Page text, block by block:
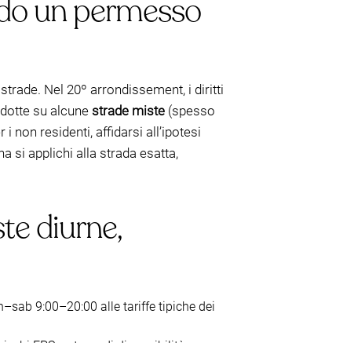
un permesso
Nel 20º arrondissement, i diritti
su alcune strade miste (spesso
non residenti, affidarsi all’ipotesi
si applichi alla strada esatta,
diurne,
9:00–20:00 alle tariffe tipiche dei